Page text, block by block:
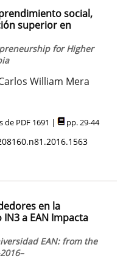
social,
superior en
for Higher
William Mera
de PDF 1691 | pp. 29-44
en la
a EAN Impacta
EAN: from the